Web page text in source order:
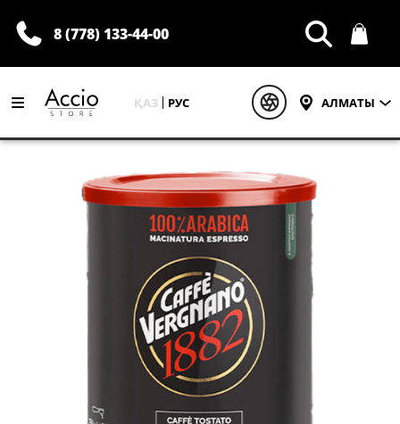
8 (778) 133-44-00
ҚАЗ РУС АЛМАТЫ